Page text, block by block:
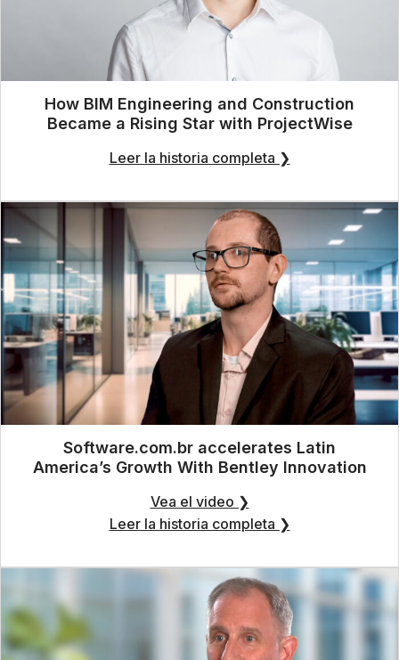
How BIM Engineering and Construction
Became a Rising Star with ProjectWise
Leer la historia completa ❯
Software.com.br accelerates Latin
America’s Growth With Bentley Innovation
Vea el video ❯
Leer la historia completa ❯